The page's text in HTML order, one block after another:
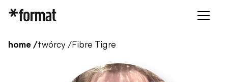
home /twórcy / Fibre Tigre